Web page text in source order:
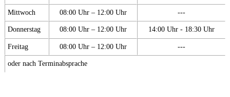
Mittwoch 08:00 Uhr – 12:00 Uhr ---
Donnerstag 08:00 Uhr – 12:00 Uhr 14:00 Uhr - 18:30 Uhr
Freitag 08:00 Uhr – 12:00 Uhr ---
oder nach Terminabsprache